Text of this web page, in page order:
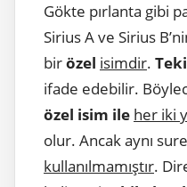
Gökte pırlanta gibi
Sirius A ve Sirius
birözel isimdir.
ifade edebilir.
özel isim ile her iki
olur. Ancak aynı
kullanılmamıştır.